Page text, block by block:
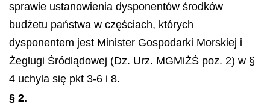
sprawie ustanowienia dysponentów środków
budżetu państwa w częściach, których
dysponentem jest Minister Gospodarki Morskiej i
Żeglugi Śródlądowej (Dz. Urz. MGMiŻŚ poz. 2) w §
4 uchyla się pkt 3-6 i 8.
§ 2.